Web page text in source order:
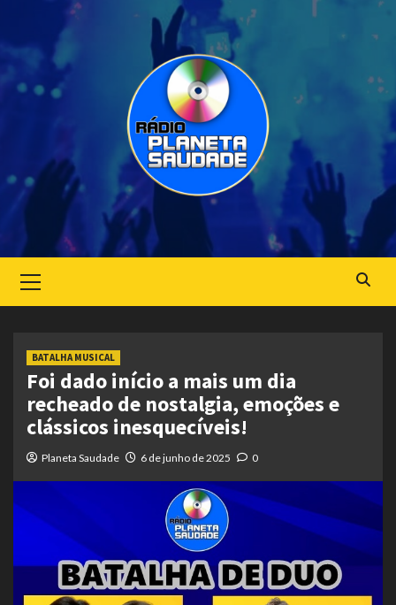
Menu
BATALHA MUSICAL
Foi dado início a mais um dia
recheado de nostalgia, emoções e
clássicos inesquecíveis!
Planeta Saudade 6 de junho de 2025 0